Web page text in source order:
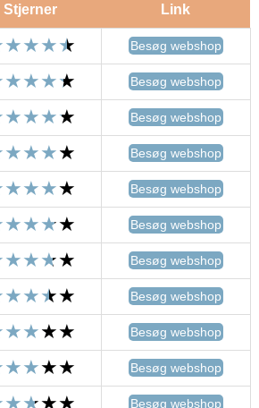
Stjerner Link
Besøg webshop
Besøg webshop
Besøg webshop
Besøg webshop
Besøg webshop
Besøg webshop
Besøg webshop
Besøg webshop
Besøg webshop
Besøg webshop
Besøg webshop